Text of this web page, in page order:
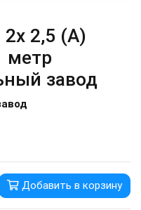
2х 2,5 (А)
метр
завод
Добавить в корзину